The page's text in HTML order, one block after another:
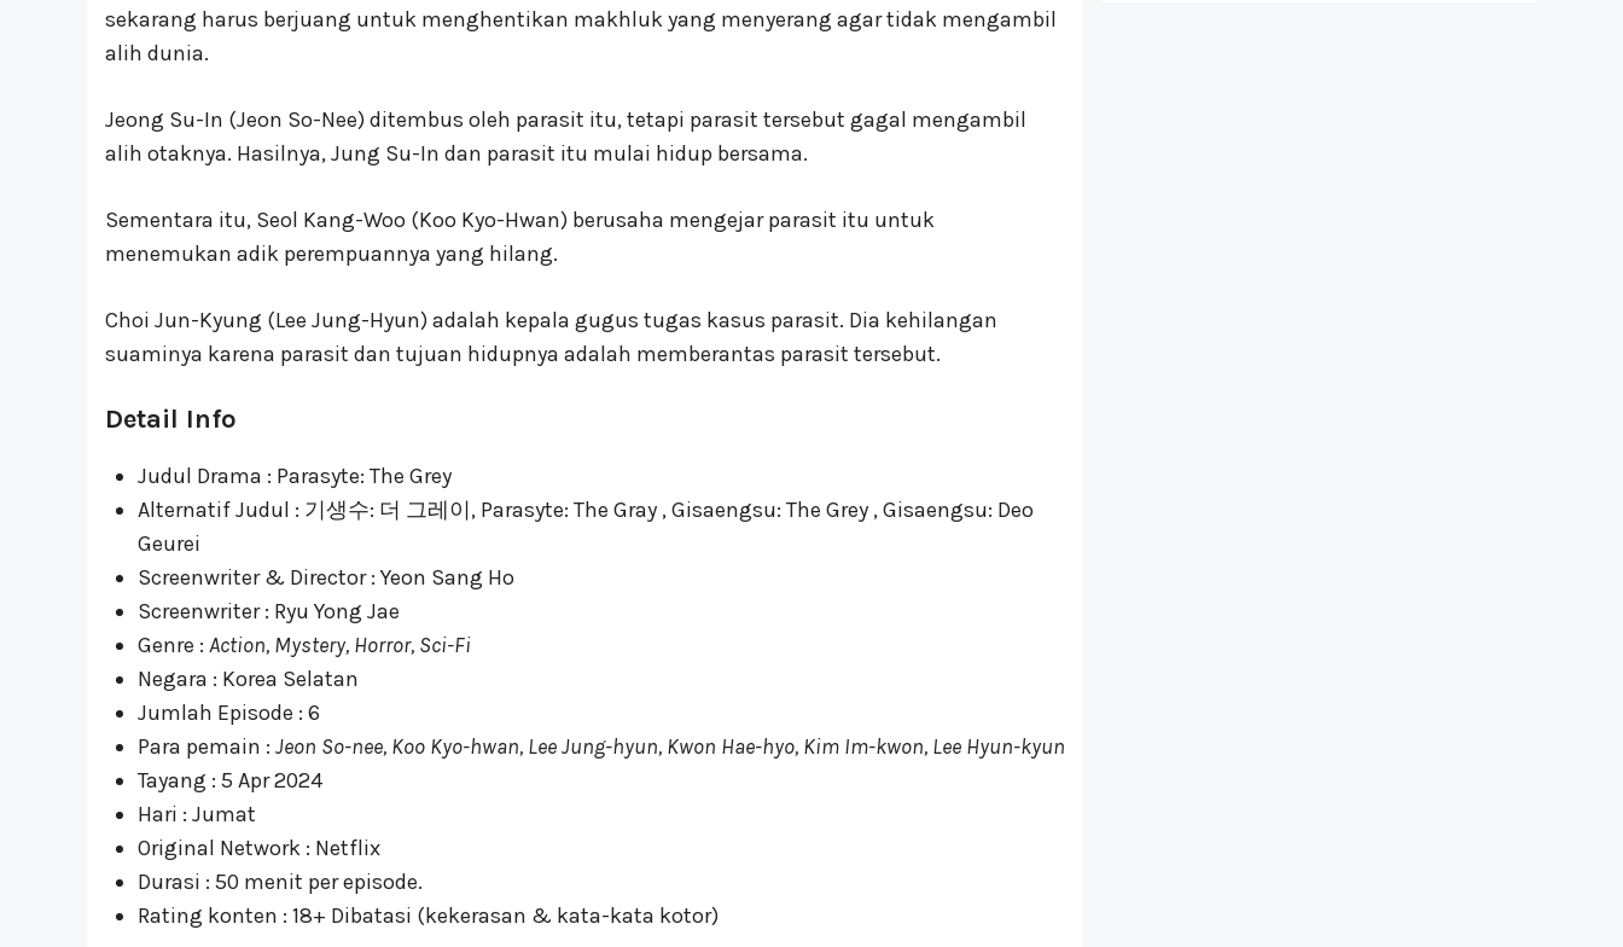
sekarang harus berjuang untuk menghentikan makhluk yang menyerang agar tidak mengambil
alih dunia.
Jeong Su-In (Jeon So-Nee) ditembus oleh parasit itu, tetapi parasit tersebut gagal mengambil
alih otaknya. Hasilnya, Jung Su-In dan parasit itu mulai hidup bersama.
Sementara itu, Seol Kang-Woo (Koo Kyo-Hwan) berusaha mengejar parasit itu untuk
menemukan adik perempuannya yang hilang.
Choi Jun-Kyung (Lee Jung-Hyun) adalah kepala gugus tugas kasus parasit. Dia kehilangan
suaminya karena parasit dan tujuan hidupnya adalah memberantas parasit tersebut.
Detail Info
Judul Drama : Parasyte: The Grey
Alternatif Judul : 기생수: 더 그레이, Parasyte: The Gray , Gisaengsu: The Grey , Gisaengsu: Deo
Geurei
Screenwriter & Director : Yeon Sang Ho
Screenwriter : Ryu Yong Jae
Genre : Action, Mystery, Horror, Sci-Fi
Negara : Korea Selatan
Jumlah Episode : 6
Para pemain : Jeon So-nee, Koo Kyo-hwan, Lee Jung-hyun, Kwon Hae-hyo, Kim Im-kwon, Lee Hyun-kyun
Tayang : 5 Apr 2024
Hari : Jumat
Original Network : Netflix
Durasi : 50 menit per episode.
Rating konten : 18+ Dibatasi (kekerasan & kata-kata kotor)